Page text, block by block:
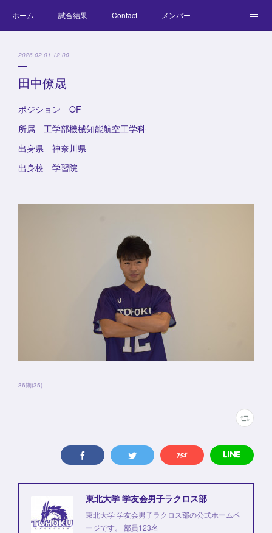
ホーム 試合結果 Contact メンバー
2026.02.01 12:00
田中僚晟
ポジション OF
所属 工学部機械知能航空工学科
出身県 神奈川県
出身校 学習院
36期(35)
東北大学 学友会男子ラクロス部
東北大学 学友会男子ラクロス部の公式ホームペ
ージです。 部員123名